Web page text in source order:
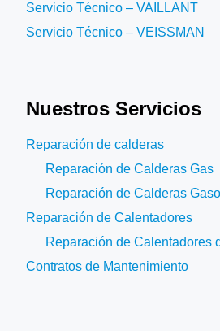
Servicio Técnico – VAILLANT
Servicio Técnico – VEISSMAN
Nuestros Servicios
Reparación de calderas
Reparación de Calderas Gas
Reparación de Calderas
Reparación de Calentadores
Reparación de Calentadores
Contratos de Mantenimiento